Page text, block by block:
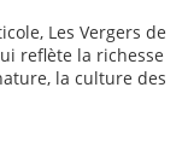
Les Vergers de
reflète la richesse
la culture des